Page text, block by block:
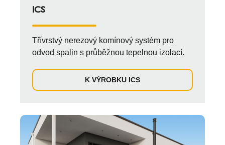
ICS
Třívrstvý nerezový komínový systém pro
odvod spalin s průběžnou tepelnou izolací.
K VÝROBKU ICS